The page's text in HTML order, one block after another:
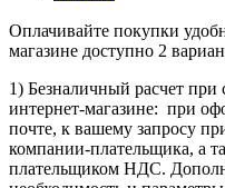
Оплачивайте покупки
магазине доступно 2
1) Безналичный расчет
интернет-магазине: при
почте, к вашему запросу
компании-плательщика, а
плательщиком НДС.